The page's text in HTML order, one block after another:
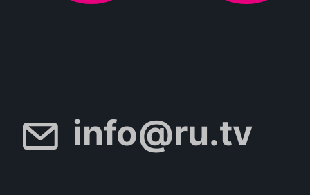
info@ru.tv